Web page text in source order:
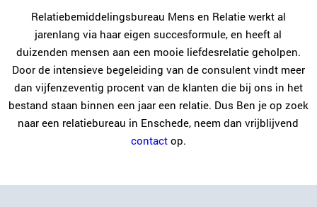
Relatiebemiddelingsbureau Mens en Relatie werkt al
jarenlang via haar eigen succesformule, en heeft al
duizenden mensen aan een mooie liefdesrelatie geholpen.
Door de intensieve begeleiding van de consulent vindt meer
dan vijfenzeventig procent van de klanten die bij ons in het
bestand staan binnen een jaar een relatie. Dus Ben je op zoek
naar een relatiebureau in Enschede, neem dan vrijblijvend
contactop.
Plan kennismaking
Elja van Heteren
Utrecht
030-2270125
email